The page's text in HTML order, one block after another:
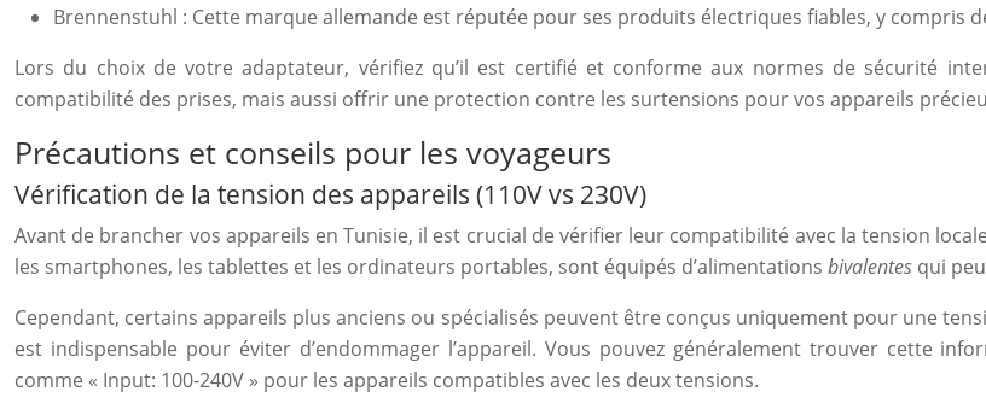
Brennenstuhl : Cette marque allemande est réputée pour ses produits électriques fiables, y compris
Lors du choix de votre adaptateur, vérifiez qu’il est certifié et conforme aux normes de sécurité
compatibilité des prises, mais aussi offrir une protection contre les surtensions pour vos appareils
Précautions et conseils pour les voyageurs
Vérification de la tension des appareils (110V vs 230V)
Avant de brancher vos appareils en Tunisie, il est crucial de vérifier leur compatibilité avec la tension
les smartphones, les tablettes et les ordinateurs portables, sont équipés d’alimentations bivalentes qui
Cependant, certains appareils plus anciens ou spécialisés peuvent être conçus uniquement pour une
est indispensable pour éviter d’endommager l’appareil. Vous pouvez généralement trouver cette
comme « Input: 100-240V » pour les appareils compatibles avec les deux tensions.